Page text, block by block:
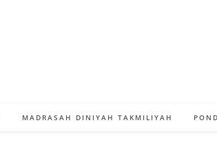
MADRASAH DINIYAH TAKMILIYAH